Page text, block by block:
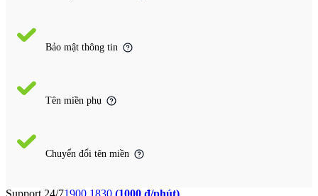
Bảo mật thông tin
Tên miền phụ
Chuyển đổi tên miền
Support 24/71900 1830 (1000 đ/phút)